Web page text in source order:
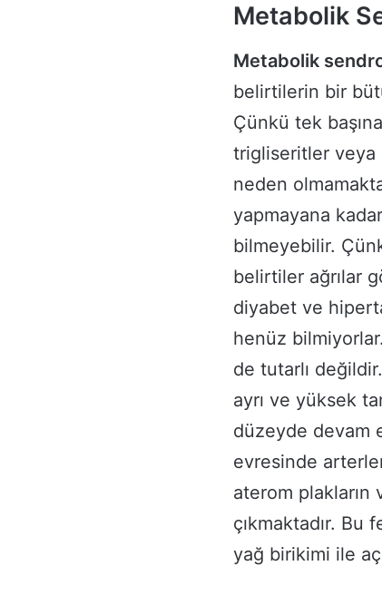
Metabolik
Metabolik
belirtilerin bir
Çünkü tek
trigliseritler veya
neden
yapmayana
bilmeyebilir.
belirtiler ağrılar
diyabet ve
henüz
de tutarlı
ayrı ve yüksek
düzeyde devam
evresinde
aterom plakların
çıkmaktadır.
yağ birikimi ile